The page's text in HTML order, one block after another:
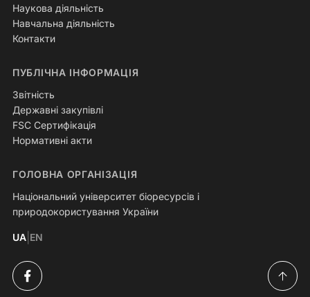
Наукова діяльність
Навчальна діяльність
Контакти
ПУБЛІЧНА ІНФОРМАЦІЯ
Звітність
Державні закупівлі
FSC Сертифікація
Нормативні акти
ГОЛОВНА ОРГАНІЗАЦІЯ
Національний університет біоресурсів і
природокористування України
UA EN